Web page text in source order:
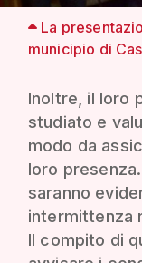
La
municipio di
Inoltre, il loro
studiato e
modo da
loro
saranno
intermittenza
Il compito di